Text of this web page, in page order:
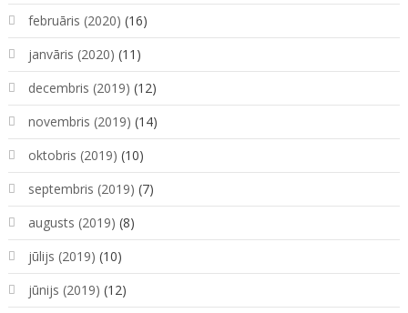
februāris (2020) (16)
janvāris (2020) (11)
decembris (2019) (12)
novembris (2019) (14)
oktobris (2019) (10)
septembris (2019) (7)
augusts (2019) (8)
jūlijs (2019) (10)
jūnijs (2019) (12)